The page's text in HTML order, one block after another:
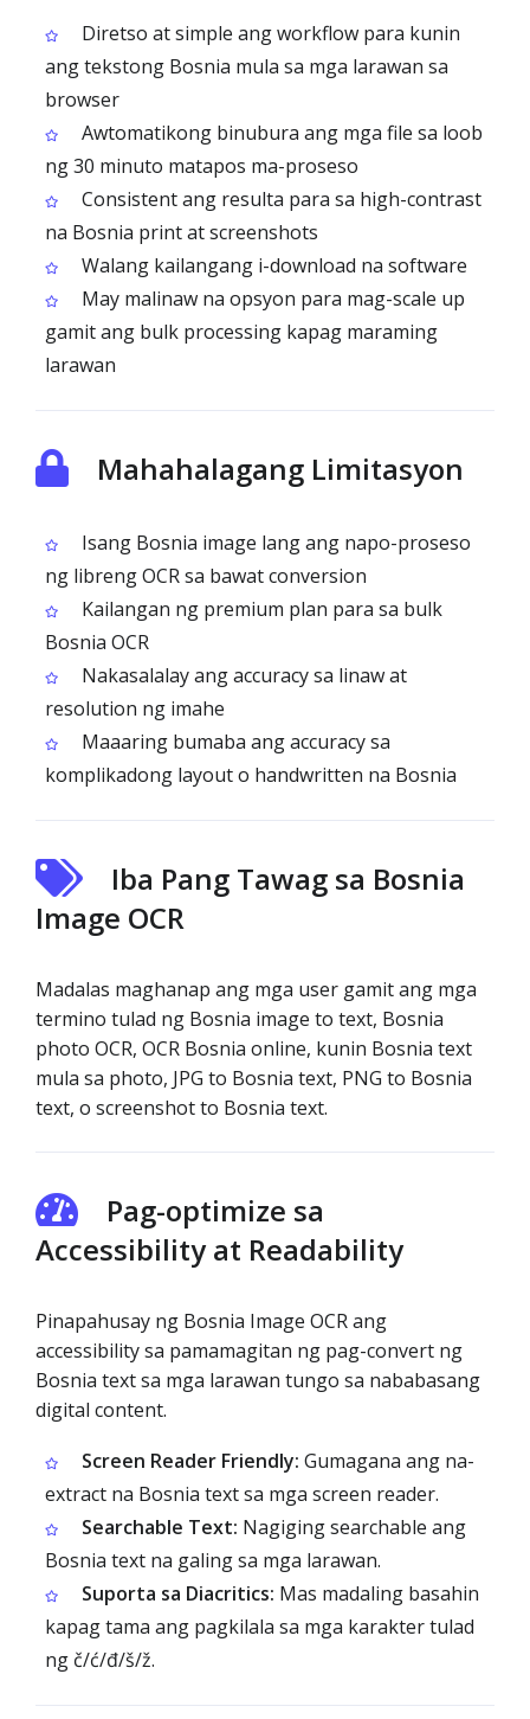
Diretso at simple ang workflow para kunin
ang tekstong Bosnia mula sa mga larawan sa
browser
Awtomatikong binubura ang mga file sa loob
ng 30 minuto matapos ma-proseso
Consistent ang resulta para sa high-contrast
na Bosnia print at screenshots
Walang kailangang i-download na software
May malinaw na opsyon para mag-scale up
gamit ang bulk processing kapag maraming
larawan
Mahahalagang Limitasyon
Isang Bosnia image lang ang napo-proseso
ng libreng OCR sa bawat conversion
Kailangan ng premium plan para sa bulk
Bosnia OCR
Nakasalalay ang accuracy sa linaw at
resolution ng imahe
Maaaring bumaba ang accuracy sa
komplikadong layout o handwritten na Bosnia
Iba Pang Tawag sa Bosnia
Image OCR
Madalas maghanap ang mga user gamit ang mga
termino tulad ng Bosnia image to text, Bosnia
photo OCR, OCR Bosnia online, kunin Bosnia text
mula sa photo, JPG to Bosnia text, PNG to Bosnia
text, o screenshot to Bosnia text.
Pag-optimize sa
Accessibility at Readability
Pinapahusay ng Bosnia Image OCR ang
accessibility sa pamamagitan ng pag-convert ng
Bosnia text sa mga larawan tungo sa nababasang
digital content.
Screen Reader Friendly: Gumagana ang na-
extract na Bosnia text sa mga screen reader.
Searchable Text: Nagiging searchable ang
Bosnia text na galing sa mga larawan.
Suporta sa Diacritics: Mas madaling basahin
kapag tama ang pagkilala sa mga karakter tulad
ng č/ć/đ/š/ž.